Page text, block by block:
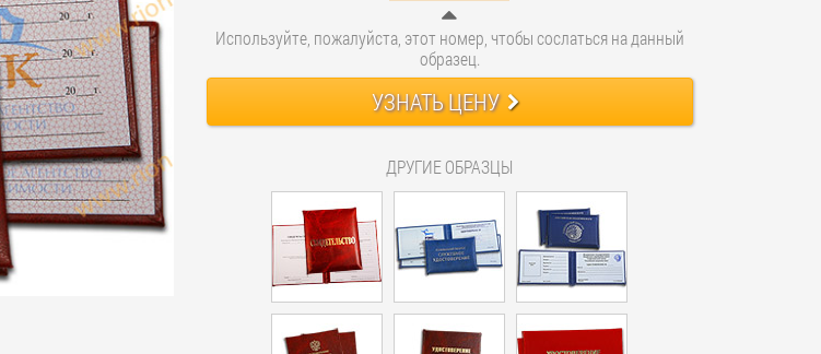
Используйте, пожалуйста, этот номер, чтобы сослаться на данный
образец.
УЗНАТЬ ЦЕНУ
ДРУГИЕ ОБРАЗЦЫ